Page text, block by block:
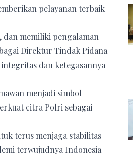
pelayanan terbaik
dan memiliki pengalaman
Direktur Tindak Pidana
dan ketegasannya
menjadi simbol
citra Polri sebagai
terus menjaga stabilitas
terwujudnya Indonesia